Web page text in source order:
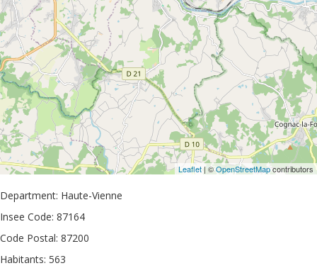
Leaflet | ©OpenStreetMapcontributors
Department: Haute-Vienne
Insee Code: 87164
Code Postal: 87200
Habitants: 563